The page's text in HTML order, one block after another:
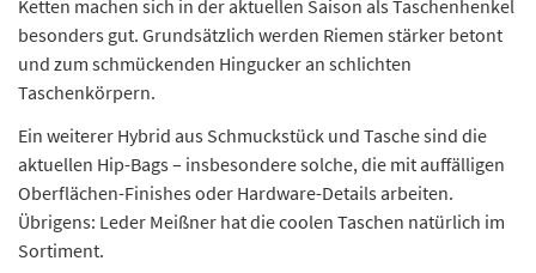
Ketten machen sich in der aktuellen Saison als Taschenhenkel
besonders gut. Grundsätzlich werden Riemen stärker betont
und zum schmückenden Hingucker an schlichten
Taschenkörpern.
Ein weiterer Hybrid aus Schmuckstück und Tasche sind die
aktuellen Hip-Bags – insbesondere solche, die mit auffälligen
Oberflächen-Finishes oder Hardware-Details arbeiten.
Übrigens: Leder Meißner hat die coolen Taschen natürlich im
Sortiment.